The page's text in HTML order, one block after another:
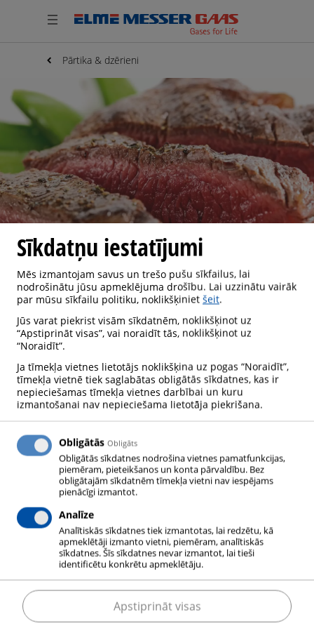
Pārtika & dzērieni
PĀRTIKA & DZĒRIENI
GAĻA
Gaļas ražošana sastāv no vairākiem atsevišķiem,
neatkarīgiem procesiem: no dzīvnieku audzēšanas
līdz nokaušanai un, izmantojot dažādus soļus,
produkta iesaiņošanai un pārdošanai. Ar Messer
zināšanām, aprīkojumu un, protams, gāzēm mēs
varam palīdzēt daudzos no šiem posmiem.
Sīkdatņu iestatījumi
Mēs izmantojam savus un trešo pušu sīkfailus, lai
nodrošinātu jūsu apmeklējuma drošību. Lai uzzinātu vairāk
par mūsu sīkfailu politiku, noklikšķiniet šeit.
Jūs varat piekrist visām sīkdatnēm, noklikšķinot uz
“Apstiprināt visas”, vai noraidīt tās, noklikšķinot uz
“Noraidīt”.
Ja tīmekļa vietnes lietotājs noklikšķina uz pogas “Noraidīt”,
tīmekļa vietnē tiek saglabātas obligātās sīkdatnes, kas ir
nepieciešamas tīmekļa vietnes darbībai un kuru
izmantošanai nav nepieciešama lietotāja piekrišana.
Obligātās Obligāts
Obligātās sīkdatnes nodrošina vietnes pamatfunkcijas,
piemēram, pieteikšanos un konta pārvaldību. Bez
obligātajām sīkdatnēm tīmekļa vietni nav iespējams
pienācīgi izmantot.
Analīze
Analītiskās sīkdatnes tiek izmantotas, lai redzētu, kā
apmeklētāji izmanto vietni, piemēram, analītiskās
sīkdatnes. Šīs sīkdatnes nevar izmantot, lai tieši
identificētu konkrētu apmeklētāju.
Apstiprināt visas